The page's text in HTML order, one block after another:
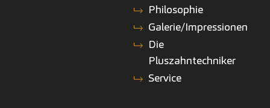
Philosophie
Galerie/Impressionen
Die
Pluszahntechniker
Service